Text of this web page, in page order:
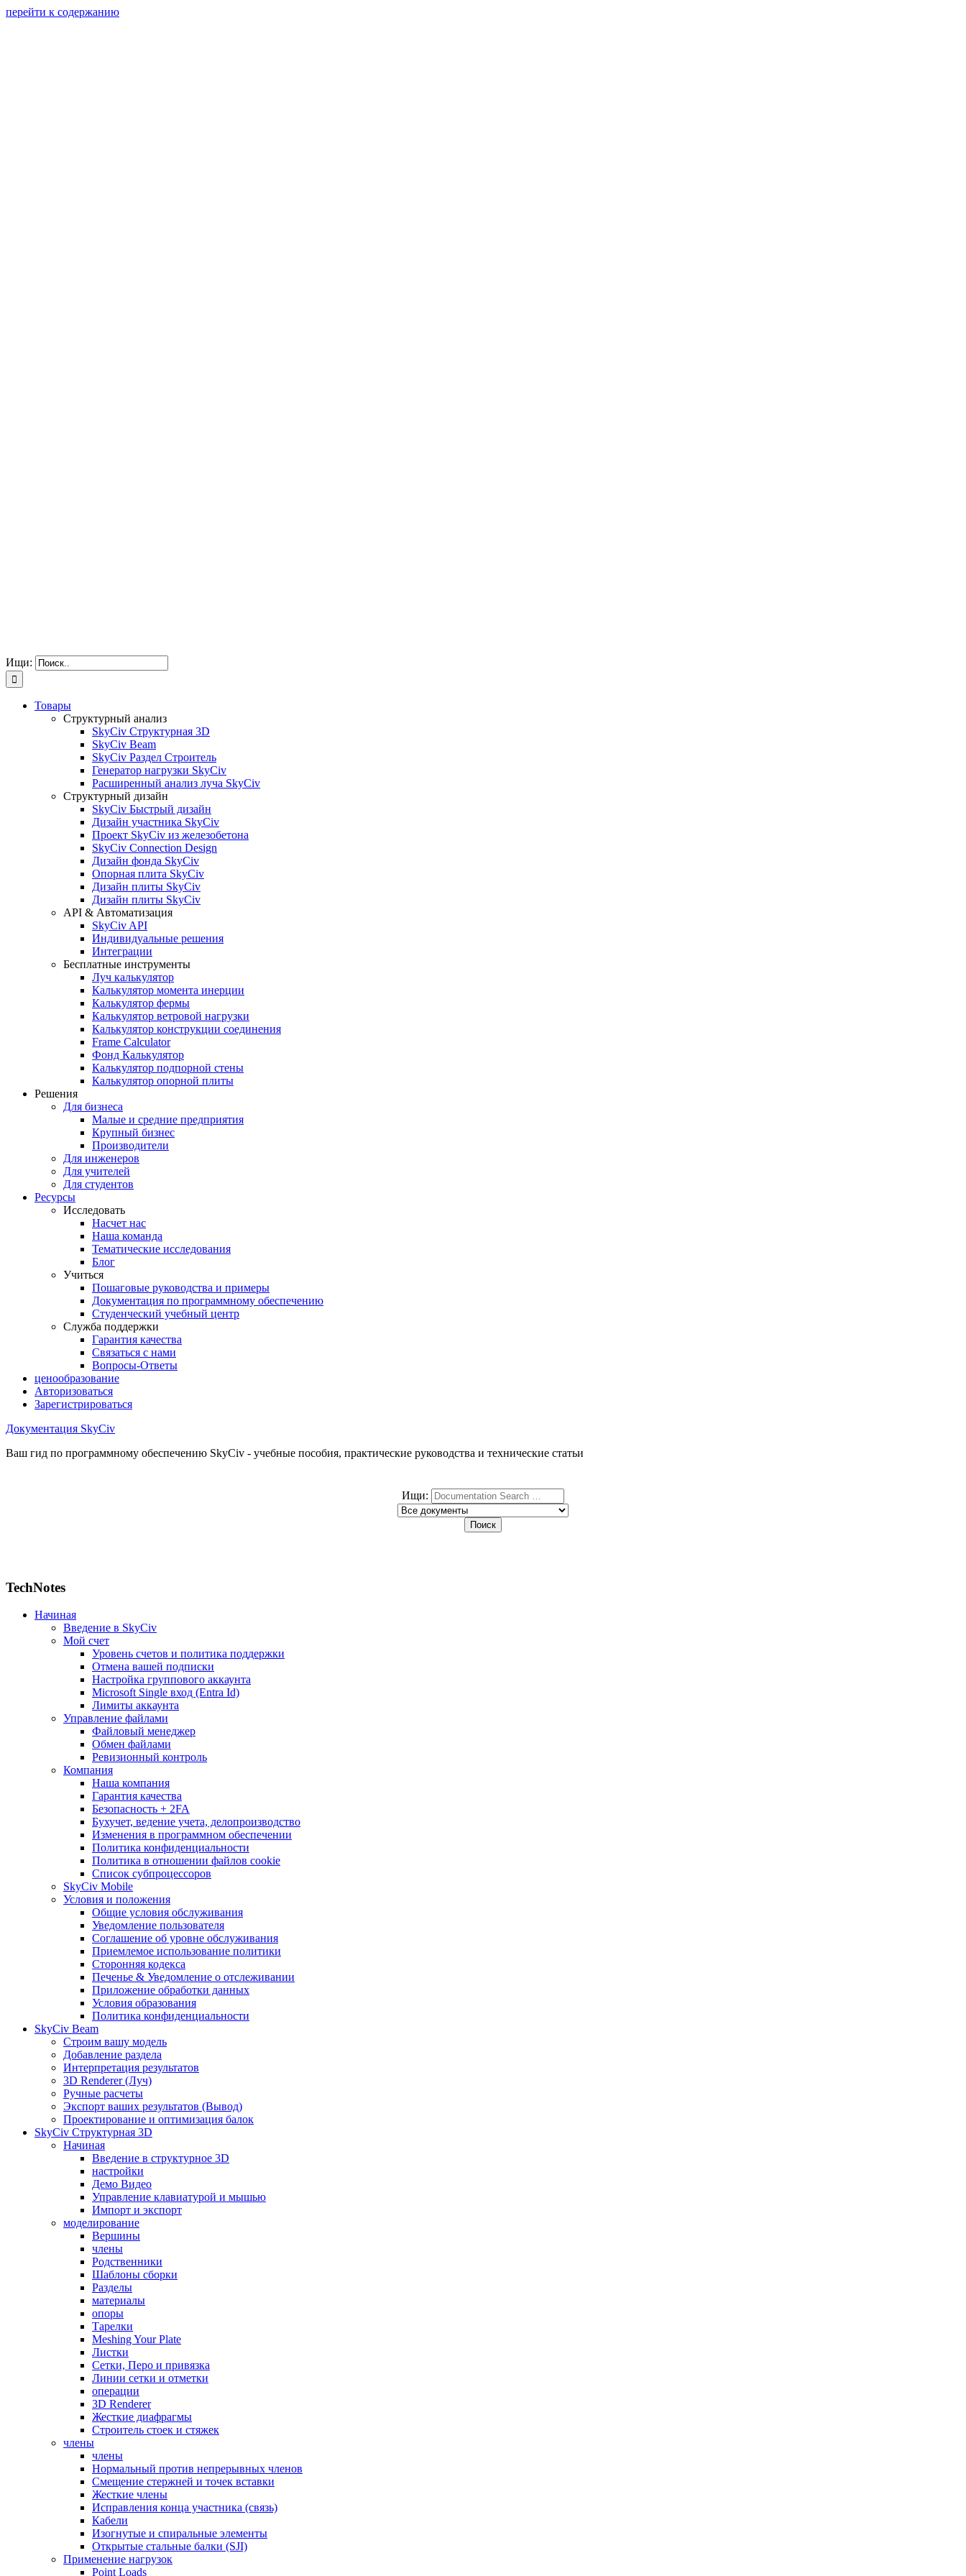
перейти к содержанию
Ищи:
Товары
Структурный анализ
SkyCiv Структурная 3D
SkyCiv Beam
SkyCiv Раздел Строитель
Генератор нагрузки SkyCiv
Расширенный анализ луча SkyCiv
Структурный дизайн
SkyCiv Быстрый дизайн
Дизайн участника SkyCiv
Проект SkyCiv из железобетона
SkyCiv Connection Design
Дизайн фонда SkyCiv
Опорная плита SkyCiv
Дизайн плиты SkyCiv
Дизайн плиты SkyCiv
API & Автоматизация
SkyCiv API
Индивидуальные решения
Интеграции
Бесплатные инструменты
Луч калькулятор
Калькулятор момента инерции
Калькулятор фермы
Калькулятор ветровой нагрузки
Калькулятор конструкции соединения
Frame Calculator
Фонд Калькулятор
Калькулятор подпорной стены
Калькулятор опорной плиты
Решения
Для бизнеса
Малые и средние предприятия
Крупный бизнес
Производители
Для инженеров
Для учителей
Для студентов
Ресурсы
Исследовать
Насчет нас
Наша команда
Тематические исследования
Блог
Учиться
Пошаговые руководства и примеры
Документация по программному обеспечению
Студенческий учебный центр
Служба поддержки
Гарантия качества
Связаться с нами
Вопросы-Ответы
ценообразование
Авторизоваться
Зарегистрироваться
Документация SkyCiv
Ваш гид по программному обеспечению SkyCiv - учебные пособия, практические руководства и технические статьи
Ищи:
TechNotes
Начиная
Введение в SkyCiv
Мой счет
Уровень счетов и политика поддержки
Отмена вашей подписки
Настройка группового аккаунта
Microsoft Single вход (Entra Id)
Лимиты аккаунта
Управление файлами
Файловый менеджер
Обмен файлами
Ревизионный контроль
Компания
Наша компания
Гарантия качества
Безопасность + 2FA
Бухучет, ведение учета, делопроизводство
Изменения в программном обеспечении
Политика конфиденциальности
Политика в отношении файлов cookie
Список субпроцессоров
SkyCiv Mobile
Условия и положения
Общие условия обслуживания
Уведомление пользователя
Соглашение об уровне обслуживания
Приемлемое использование политики
Сторонняя кодекса
Печенье & Уведомление о отслеживании
Приложение обработки данных
Условия образования
Политика конфиденциальности
SkyCiv Beam
Строим вашу модель
Добавление раздела
Интерпретация результатов
3D Renderer (Луч)
Ручные расчеты
Экспорт ваших результатов (Вывод)
Проектирование и оптимизация балок
SkyCiv Структурная 3D
Начиная
Введение в структурное 3D
настройки
Демо Видео
Управление клавиатурой и мышью
Импорт и экспорт
моделирование
Вершины
члены
Родственники
Шаблоны сборки
Разделы
материалы
опоры
Тарелки
Meshing Your Plate
Листки
Сетки, Перо и привязка
Линии сетки и отметки
операции
3D Renderer
Жесткие диафрагмы
Строитель стоек и стяжек
члены
члены
Нормальный против непрерывных членов
Смещение стержней и точек вставки
Жесткие члены
Исправления конца участника (связь)
Кабели
Изогнутые и спиральные элементы
Открытые стальные балки (SJI)
Применение нагрузок
Point Loads